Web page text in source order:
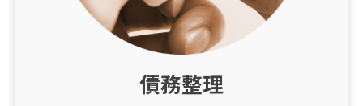
債務整理